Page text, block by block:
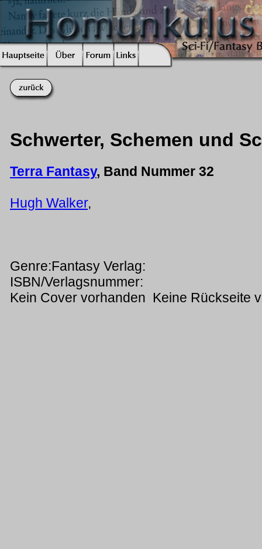
Schwerter, Schemen und
Terra Fantasy, Band Nummer 32
Hugh Walker,
Genre:Fantasy Verlag:
ISBN/Verlagsnummer:
Kein Cover vorhanden Keine Rückseite